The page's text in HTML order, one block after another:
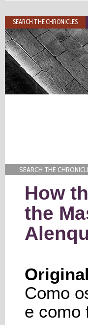
SEARCH THE
How
the
Como
e como
SEARCH THE CHRONICLES